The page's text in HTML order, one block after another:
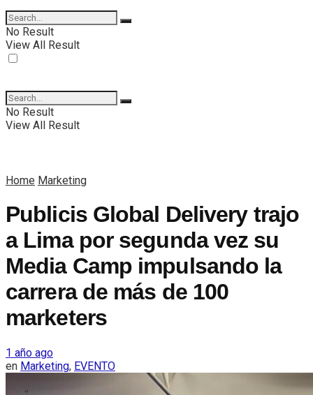
No Result
View All Result
No Result
View All Result
Home Marketing
Publicis Global Delivery trajo
a Lima por segunda vez su
Media Camp impulsando la
carrera de más de 100
marketers
1 año ago
en Marketing, EVENTO